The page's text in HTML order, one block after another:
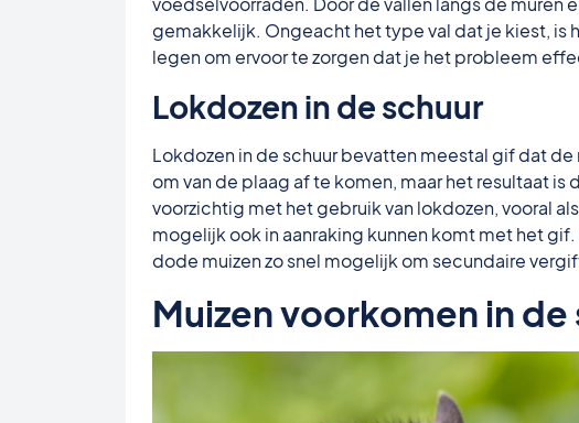
gemakkelijk. Ongeacht het type val dat je kiest,
legen om ervoor te zorgen dat je het probleem
Lokdozen in de schuur
Lokdozen in de schuur bevatten meestal gif dat
om van de plaag af te komen, maar het resultaat
voorzichtig met het gebruik van lokdozen, vooral
mogelijk ook in aanraking kunnen komt met het
dode muizen zo snel mogelijk om secundaire
Muizen voorkomen in de